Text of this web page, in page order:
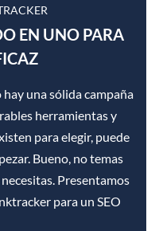
EN UNO PARA
una sólida campaña
herramientas y
para elegir, puede
Bueno, no temas
Presentamos
para un SEO